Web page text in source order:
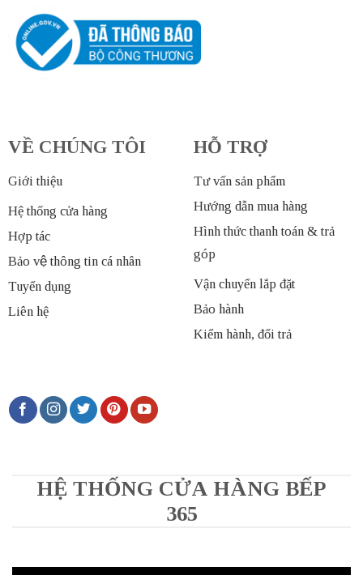
VỀ CHÚNG TÔI
Giới thiệu
Hệ thống cửa hàng
Hợp tác
Bảo vệ thông tin cá nhân
Tuyển dụng
Liên hệ
HỖ TRỢ
Tư vấn sản phẩm
Hướng dẫn mua hàng
Hình thức thanh toán & trả
góp
Vận chuyển lắp đặt
Bảo hành
Kiểm hành, đổi trả
HỆ THỐNG CỬA HÀNG BẾP
365